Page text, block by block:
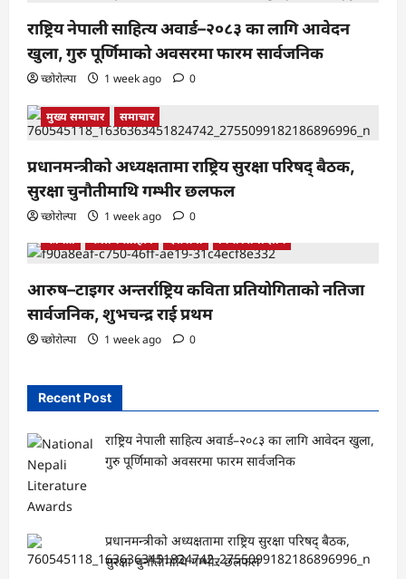
राष्ट्रिय नेपाली साहित्य अवार्ड–२०८३ का लागि आवेदन
खुला, गुरु पूर्णिमाको अवसरमा फारम सार्वजनिक
च्छोरोल्पा 1 week ago 0
मुख्य समाचार समाचार
प्रधानमन्त्रीको अध्यक्षतामा राष्ट्रिय सुरक्षा परिषद् बैठक,
सुरक्षा चुनौतीमाथि गम्भीर छलफल
च्छोरोल्पा 1 week ago
0
कबिता
कला र साहित्य देश प्रेमी बिचार तथा ज्ञान
आरुष–टाइगर अन्तर्राष्ट्रिय कविता प्रतियोगिताको नतिजा
सार्वजनिक, शुभचन्द्र राई प्रथम
च्छोरोल्पा 1 week ago 0
Recent Post
राष्ट्रिय नेपाली साहित्य अवार्ड–२०८३ का लागि आवेदन खुला,
गुरु पूर्णिमाको अवसरमा फारम सार्वजनिक
प्रधानमन्त्रीको अध्यक्षतामा राष्ट्रिय सुरक्षा परिषद् बैठक,
सुरक्षा चुनौतीमाथि गम्भीर छलफल